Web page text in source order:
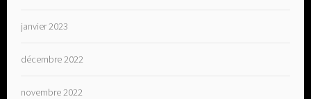
janvier 2023
décembre 2022
novembre 2022